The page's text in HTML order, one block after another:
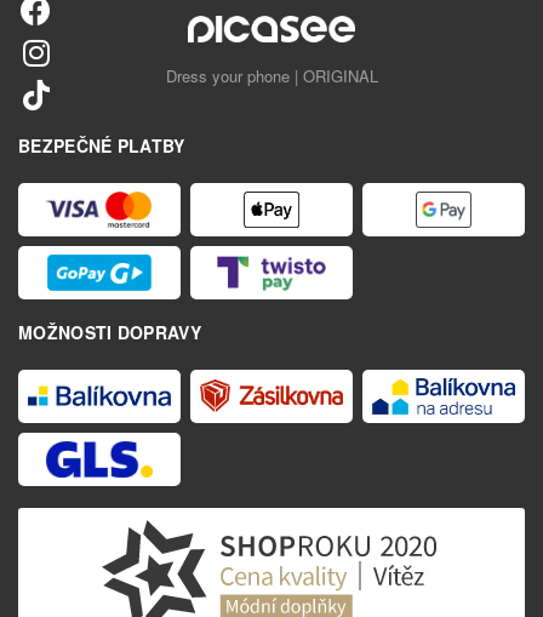
Dress your phone | ORIGINAL
BEZPEČNÉ PLATBY
MOŽNOSTI DOPRAVY